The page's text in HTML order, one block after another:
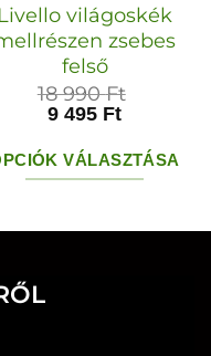
Livello világoskék
zsebes
felső
18 990Ft
9 495 Ft
VÁLASZTÁSA
a